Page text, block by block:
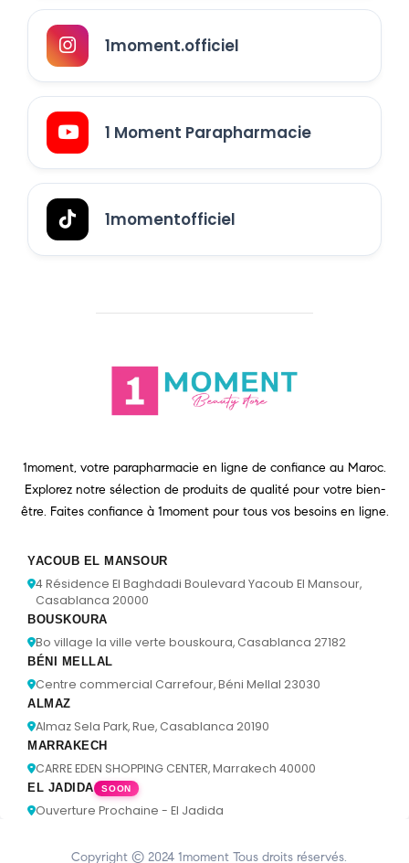
1moment.officiel
1 Moment Parapharmacie
1momentofficiel
1moment, votre parapharmacie en ligne de confiance au Maroc.
Explorez notre sélection de produits de qualité pour votre bien-
être. Faites confiance à 1moment pour tous vos besoins en ligne.
YACOUB EL MANSOUR
4 Résidence El Baghdadi Boulevard Yacoub El Mansour,
Casablanca 20000
BOUSKOURA
Bo village la ville verte bouskoura, Casablanca 27182
BÉNI MELLAL
Centre commercial Carrefour, Béni Mellal 23030
ALMAZ
Almaz Sela Park, Rue, Casablanca 20190
MARRAKECH
CARRE EDEN SHOPPING CENTER, Marrakech 40000
EL JADIDA SOON
Ouverture Prochaine - El Jadida
Copyright © 2024 1moment Tous droits réservés.